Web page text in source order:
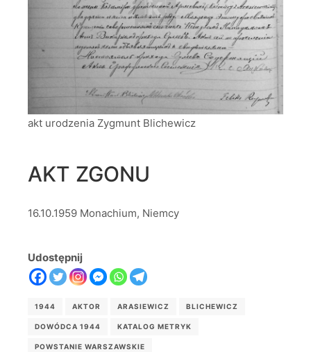
akt urodzenia Zygmunt Blichewicz
AKT ZGONU
16.10.1959 Monachium, Niemcy
Udostępnij
1944 AKTOR ARASIEWICZ BLICHEWICZ
DOWÓDCA 1944 KATALOG METRYK
POWSTANIE WARSZAWSKIE